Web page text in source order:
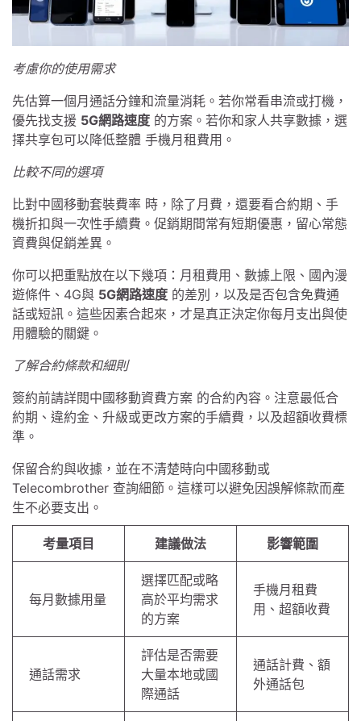
考慮你的使用需求
先估算一個月通話分鐘和流量消耗。若你常看串流或打機，
優先找支援 5G網路速度 的方案。若你和家人共享數據，選
擇共享包可以降低整體 手機月租費用。
比較不同的選項
比對中國移動套裝費率 時，除了月費，還要看合約期、手
機折扣與一次性手續費。促銷期間常有短期優惠，留心常態
資費與促銷差異。
你可以把重點放在以下幾項：月租費用、數據上限、國內漫
遊條件、4G與 5G網路速度 的差別，以及是否包含免費通
話或短訊。這些因素合起來，才是真正決定你每月支出與使
用體驗的關鍵。
了解合約條款和細則
簽約前請詳閱中國移動資費方案 的合約內容。注意最低合
約期、違約金、升級或更改方案的手續費，以及超額收費標
準。
保留合約與收據，並在不清楚時向中國移動或
Telecombrother 查詢細節。這樣可以避免因誤解條款而產
生不必要支出。
考量項目 建議做法 影響範圍
每月數據用量
選擇匹配或略
高於平均需求
的方案
手機月租費
用、超額收費
通話需求
評估是否需要
大量本地或國
際通話
通話計費、額
外通話包